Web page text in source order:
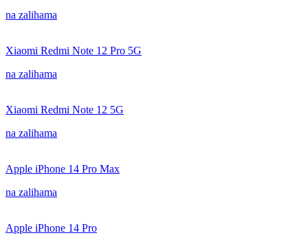
na zalihama
Xiaomi Redmi Note 12 Pro 5G
na zalihama
Xiaomi Redmi Note 12 5G
na zalihama
Apple iPhone 14 Pro Max
na zalihama
Apple iPhone 14 Pro